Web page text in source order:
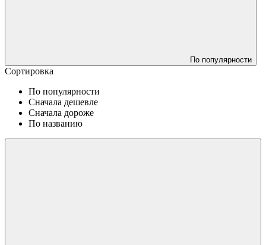
По популярности
Сортировка
По популярности
Сначала дешевле
Сначала дороже
По названию